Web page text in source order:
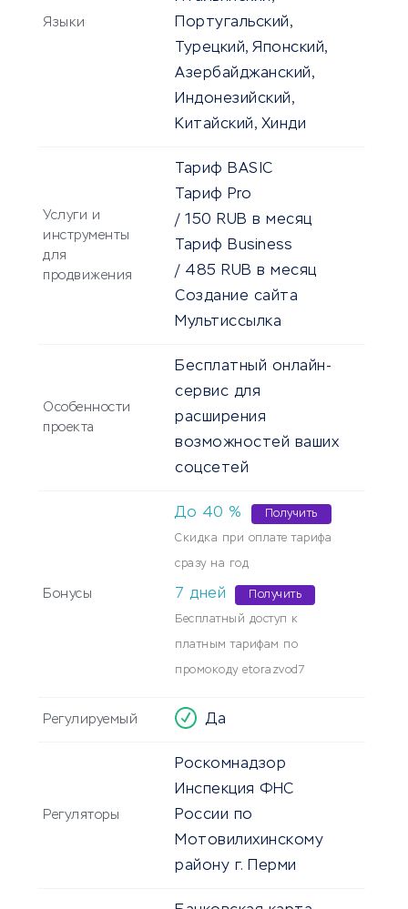
Языки
Португальский,
Турецкий, Японский,
Азербайджанский,
Индонезийский,
Китайский, Хинди
Услуги и
инструменты
для
продвижения
Тариф BASIC
Тариф Pro
/ 150 RUB в месяц
Тариф Business
/ 485 RUB в месяц
Создание сайта
Мультиссылка
Особенности
проекта
Бесплатный онлайн-
сервис для
расширения
возможностей ваших
соцсетей
Бонусы
До 40 % Получить
Скидка при оплате тарифа
сразу на год
7 дней Получить
Бесплатный доступ к
платным тарифам по
промокоду etorazvod7
Регулируемый Да
Регуляторы
Роскомнадзор
Инспекция ФНС
России по
Мотовилихинскому
району г. Перми